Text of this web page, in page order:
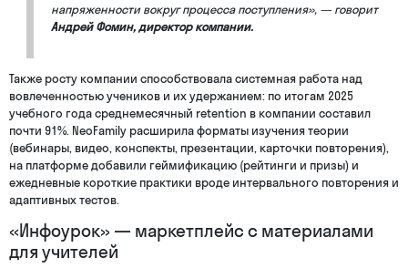
напряженности вокруг процесса поступления», — говорит
Андрей Фомин, директор компании.
Также росту компании способствовала системная работа над
вовлеченностью учеников и их удержанием: по итогам 2025
учебного года среднемесячный retention в компании составил
почти 91%. NeoFamily расширила форматы изучения теории
(вебинары, видео, конспекты, презентации, карточки повторения),
на платформе добавили геймификацию (рейтинги и призы) и
ежедневные короткие практики вроде интервального повторения и
адаптивных тестов.
«Инфоурок» — маркетплейс с материалами
для учителей